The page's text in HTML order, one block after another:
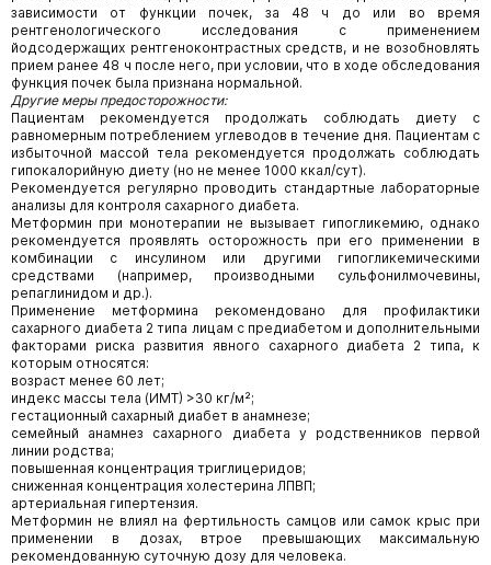
зависимости от функции почек, за 48 ч до или во время
рентгенологического исследования с применением
йодсодержащих рентгеноконтрастных средств, и не возобновлять
прием ранее 48 ч после него, при условии, что в ходе обследования
функция почек была признана нормальной.
Другие меры предосторожности:
Пациентам рекомендуется продолжать соблюдать диету с
равномерным потреблением углеводов в течение дня. Пациентам с
избыточной массой тела рекомендуется продолжать соблюдать
гипокалорийную диету (но не менее 1000 ккал/сут).
Рекомендуется регулярно проводить стандартные лабораторные
анализы для контроля сахарного диабета.
Метформин при монотерапии не вызывает гипогликемию, однако
рекомендуется проявлять осторожность при его применении в
комбинации с инсулином или другими гипогликемическими
средствами (например, производными сульфонилмочевины,
репаглинидом и др.).
Применение метформина рекомендовано для профилактики
сахарного диабета 2 типа лицам с предиабетом и дополнительными
факторами риска развития явного сахарного диабета 2 типа, к
которым относятся:
возраст менее 60 лет;
индекс массы тела (ИМТ) >30 кг/м²;
гестационный сахарный диабет в анамнезе;
семейный анамнез сахарного диабета у родственников первой
линии родства;
повышенная концентрация триглицеридов;
сниженная концентрация холестерина ЛПВП;
артериальная гипертензия.
Метформин не влиял на фертильность самцов или самок крыс при
применении в дозах, втрое превышающих максимальную
рекомендованную суточную дозу для человека.